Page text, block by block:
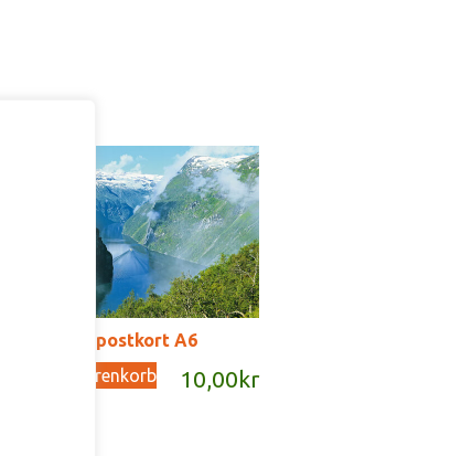
T2048b – postkort A6
10,00 kr
In den Warenkorb